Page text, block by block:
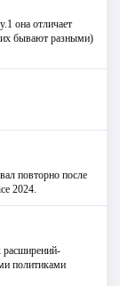
она отличает
бывают разными)
повторно после
2024.
политиками